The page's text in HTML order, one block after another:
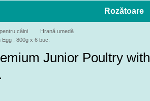
Rozătoare
câini
Hrană umedă
, 800g x 6 buc.
Junior Poultry with